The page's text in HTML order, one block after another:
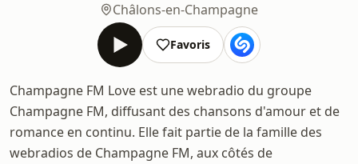
Châlons-en-Champagne
Favoris
Champagne FM Love est une webradio du groupe
Champagne FM, diffusant des chansons d'amour et de
romance en continu. Elle fait partie de la famille des
webradios de Champagne FM, aux côtés de